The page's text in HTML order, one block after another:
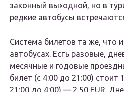
законный выходной, но в
редкие автобусы
Система билетов та же, что
автобусах. Есть разовые,
месячные и годовые
билет (c 4:00 до 21:00) стоит
21:00 до 4:00) — 2,50 EUR.